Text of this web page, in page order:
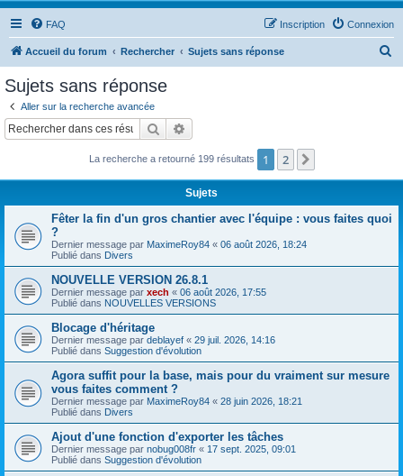
FAQ Connexion
Inscription
Accueil du forum Rechercher Sujets sans réponse
c
Sujets sans réponse
Aller sur la recherche avancée
Rechercher
La recherche a retourné 199 résultats 1 2
Sujets
Fêter la fin d'un gros chantier avec l'équipe : vous faites quoi
?
Dernier message par MaximeRoy84 « 06 août 2026, 18:24
Publié dans Divers
NOUVELLE VERSION 26.8.1
Dernier message par xech « 06 août 2026, 17:55
Publié dans NOUVELLES VERSIONS
Blocage d'héritage
Dernier message par deblayef « 29 juil. 2026, 14:16
Publié dans Suggestion d'évolution
Agora suffit pour la base, mais pour du vraiment sur mesure
vous faites comment ?
Dernier message par MaximeRoy84 « 28 juin 2026, 18:21
Publié dans Divers
Ajout d'une fonction d'exporter les tâches
Dernier message par nobug008fr « 17 sept. 2025, 09:01
Publié dans Suggestion d'évolution